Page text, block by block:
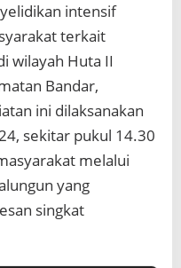
intensif
terkait
wilayah Huta II
Bandar,
ini dilaksanakan
sekitar pukul 14.30
melalui
yang
singkat